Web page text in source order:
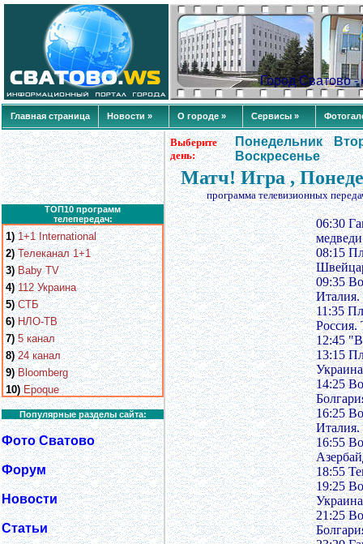
Город Сватово
Главная страница Новости » О городе » Сервисы »
ТОП10 программ
телепередач:
1) 1+1 International
2) Телеканал 1+1
3) Baby TV
4) 112 Украина
5) СТБ
6) НЛО-ТВ
7) 5 канал
8) 24 канал
9) Bloomberg
10) Epoque
Популярные разделы сайта:
Фото Сватово
Форум
Новости
Статьи
Выберите
день:
Понедельник
Воскресенье
Матч! Игра ,
программа телевизионных
06:30
08:15
09:35
Италия.
11:35
Россия.
12:45
13:15
14:25
16:25
Италия.
16:55
18:55
19:25
21:25